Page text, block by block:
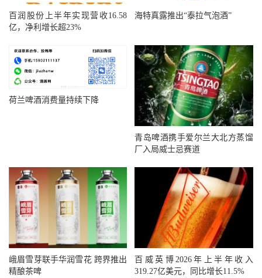
百润股份上半年实现营收16.58
亿，净利增长超23%
海特真露推出“泰拉气泡酒”
荷兰啤酒消费量持续下降
青岛啤酒携手爱尔兰大北方蒸馏
厂入局威士忌赛道
峨眉雪芽联手华润雪花 跨界推出
精酿茶啤
百威英博2026年上半年收入
319.27亿美元，同比增长11.5%